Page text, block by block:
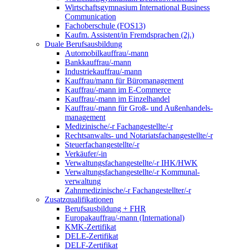
Wirtschaftsgymnasium International Business
Communication
Fachoberschule (FOS13)
Kaufm. Assistent/in Fremdsprachen (2j.)
Duale Berufsausbildung
Automobilkauffrau/-mann
Bankkauffrau/-mann
Industriekauffrau/-mann
Kauffrau/mann für Büromanagement
Kauffrau/-mann im E-Commerce
Kauffrau/-mann im Einzelhandel
Kauffrau/-mann für Groß- und Außen­handels­
manage­ment
Medizinische/-r Fachangestellte/-r
Rechtsanwalts- und Notariatsfachangestellte/-r
Steuerfachangestellte/-r
Verkäufer/-in
Verwaltungs­fach­angestellte/-r IHK/HWK
Verwaltungsfach­angestellte/-r Kommunal­
verwaltung
Zahnmedizinische/-r Fachangestellter/-r
Zusatzqualifikationen
Berufsausbildung + FHR
Europakauffrau/-mann (International)
KMK-Zertifikat
DELE-Zertifikat
DELF-Zertifikat